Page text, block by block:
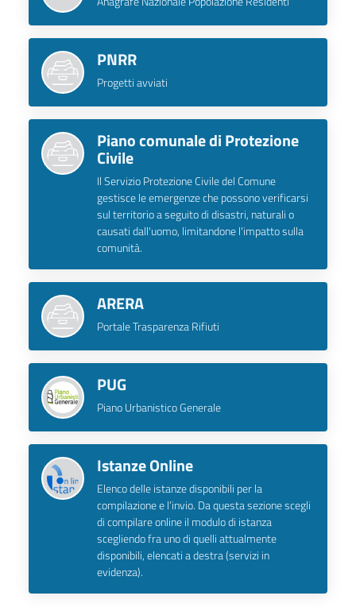
PNRR
Progetti avviati
Piano comunale di Protezione
Civile
Il Servizio Protezione Civile del Comune
gestisce le emergenze che possono verificarsi
sul territorio a seguito di disastri, naturali o
causati dall'uomo, limitandone l'impatto sulla
comunità.
ARERA
Portale Trasparenza Rifiuti
PUG
Piano Urbanistico Generale
Istanze Online
Elenco delle istanze disponibili per la
compilazione e l’invio. Da questa sezione scegli
di compilare online il modulo di istanza
scegliendo fra uno di quelli attualmente
disponibili, elencati a destra (servizi in
evidenza).